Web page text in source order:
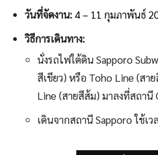
วันที่จัดงาน: 4 – 11 กุมภาพันธ์
วิธีการเดินทาง:
นั่งรถไฟใต้ดิน Sapporo
สีเขียว) หรือ Toho Line (สา
Line (สายสีส้ม) มาลงที่สถานี
เดินจากสถานี Sapporo ใช้เ